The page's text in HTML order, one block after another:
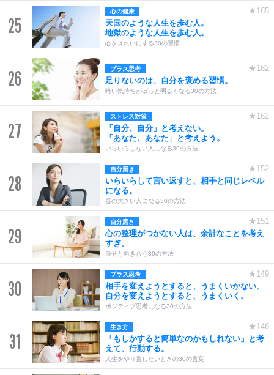
25
心の健康
★165
天国のような人生を歩む人。
地獄のような人生を歩む人。
心をきれいにする30の習慣
26 プラス思考
★162
足りないのは、自分を褒める習慣。
暗い気持ちがぱっと明るくなる30の方法
27
ストレス対策
★162
「自分、自分」と考えない。
「あなた、あなた」と考えよう。
いらいらしない人になる30の方法
28
自分磨き
★152
いらいらして言い返すと、相手と同じレベル
になる。
器の大きい人になる30の方法
29
自分磨き
★151
心の整理がつかない人は、余計なことを考え
すぎ。
自分と向き合う30の方法
30
プラス思考
★149
相手を変えようとすると、うまくいかない。
自分を変えようとすると、うまくいく。
ポジティブ思考になる30の方法
31
生き方
★146
「もしかすると簡単なのかもしれない」と考
えて、行動する。
人生をやり直したいときの30の言葉